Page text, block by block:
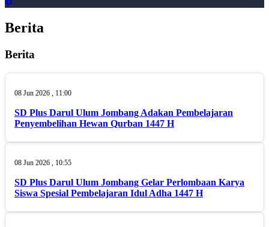
Berita
Berita
08 Jun 2026 , 11:00
SD Plus Darul Ulum Jombang Adakan Pembelajaran
Penyembelihan Hewan Qurban 1447 H
08 Jun 2026 , 10:55
SD Plus Darul Ulum Jombang Gelar Perlombaan Karya
Siswa Spesial Pembelajaran Idul Adha 1447 H